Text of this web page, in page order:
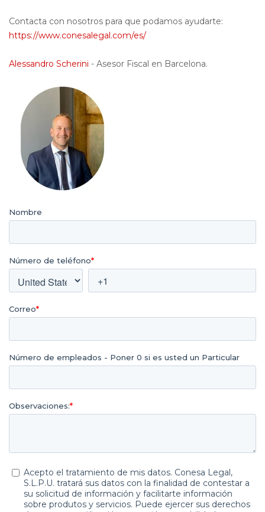
Contacta con nosotros para que podamos ayudarte:
https://www.conesalegal.com/es/
Alessandro Scherini - Asesor Fiscal en Barcelona.